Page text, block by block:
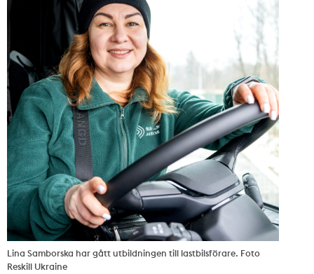
Lina Samborska har gått utbildningen till lastbilsförare. Foto
Reskill Ukraine